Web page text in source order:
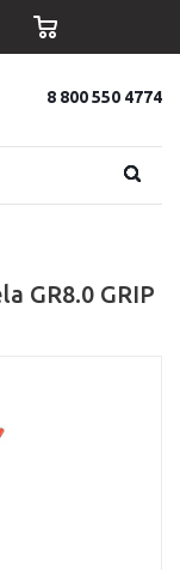
8 800 550 4774
GR8.0 GRIP